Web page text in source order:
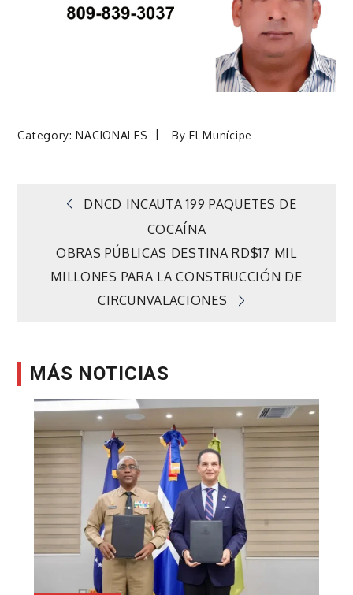
Category:NACIONALES ByEl Munícipe
Navegación
de
entradas
DNCD INCAUTA 199 PAQUETES DE
COCAÍNA
OBRAS PÚBLICAS DESTINA RD$17 MIL
MILLONES PARA LA CONSTRUCCIÓN DE
CIRCUNVALACIONES
MÁS NOTICIAS